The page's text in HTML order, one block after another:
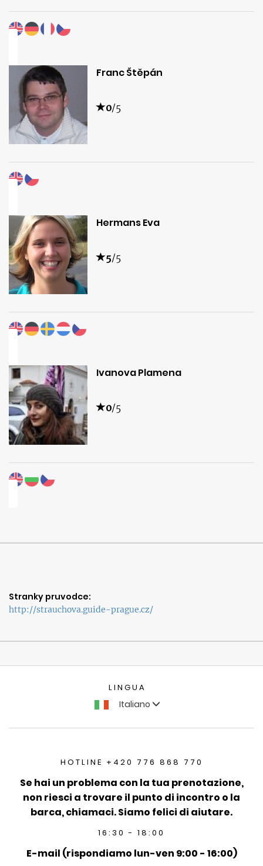
Franc Štěpán
0/5
Hermans Eva
5/5
Ivanova Plamena
0/5
Stranky pruvodce:
http://strauchova.guide-prague.cz/
LINGUA
Italiano
HOTLINE +420 776 868 770
Se hai un problema con la tua prenotazione,
non riesci a trovare il punto di incontro o la
barca, chiamaci. Siamo felici di aiutare.
16:30 - 18:00
E-mail (rispondiamo lun-ven 9:00 - 16:00)